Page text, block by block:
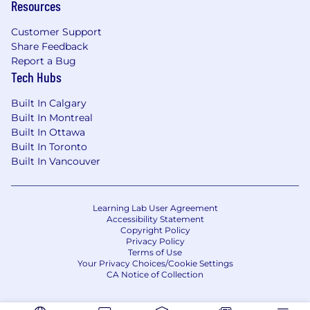
Couverture médicale, dentaire et de la
vision
Temps de vacances payé
Journées de la santé et du bien-être
Un jour de bonus pour ton anniversaire
Apprenez-en davantage sur les personnes
derrière nos produits
https://www1.appliedsystems.com/fr-ca/a-
La fourchette totale prévue de la rémunération
annuelle pour ce poste existant créé se situe
95,000 $CA et 130,000 $CA
par année.
Celle-ci comprend le salaire de base initial et, le
incitative. Pour déterminer le salaire initial d'un
Resources
Customer Support
Share Feedback
Report a Bug
Tech Hubs
Built In Calgary
Built In Montreal
Built In Ottawa
Built In Toronto
Built In Vancouver
Learning Lab User Agreement
Accessibility Statement
Copyright Policy
Privacy Policy
Terms of Use
Your Privacy Choices/Cookie Settings
CA Notice of Collection